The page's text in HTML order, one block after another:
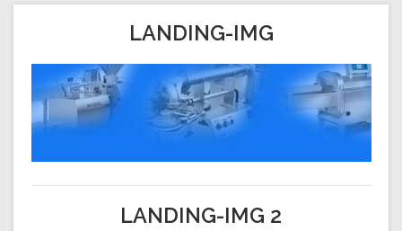
LANDING-IMG
LANDING-IMG 2